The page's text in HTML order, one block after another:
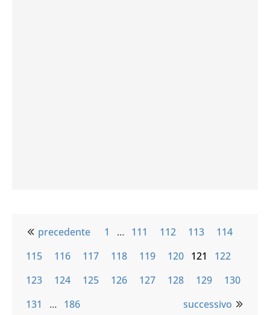
precedente 1 … 111 112 113
114
115
116 117 118 119 120 121
122
123
124 125 126 127 128 129
130
131
… 186 successivo